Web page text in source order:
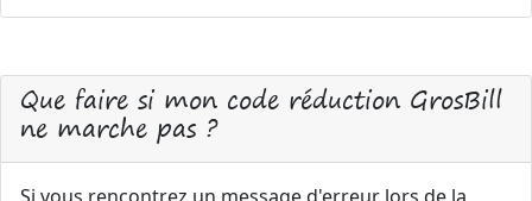
Que faire si mon code réduction GrosBill
ne marche pas ?